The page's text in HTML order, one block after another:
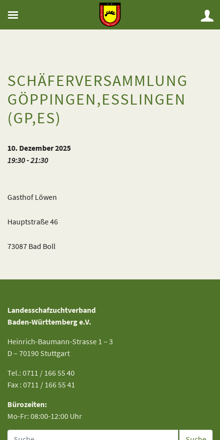
SCHÄFERVERSAMMLUNG
GÖPPINGEN,ESSLINGEN
(GP,ES)
10. Dezember 2025
19:30 - 21:30
Gasthof Löwen
Hauptstraße 46
73087 Bad Boll
Landesschafzuchtverband
Baden-Württemberg e.V.
Heinrich-Baumann-Strasse 1 – 3
D – 70190 Stuttgart
Tel.: 0711 / 166 55 40
Fax : 0711 / 166 55 41
Bürozeiten:
Mo-Fr: 08:00-12:00 Uhr
Suche